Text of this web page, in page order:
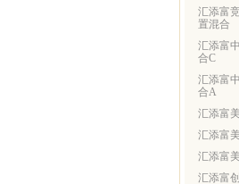
汇添富
置混合
汇添富
合C
汇添富
合A
汇添富
汇添富
汇添富
汇添富